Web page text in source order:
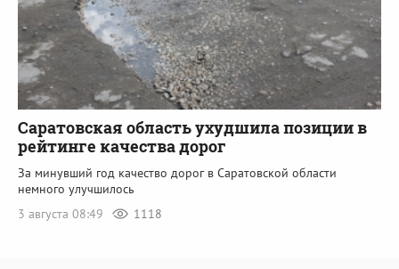
Саратовская область ухудшила позиции в
рейтинге качества дорог
За минувший год качество дорог в Саратовской области
немного улучшилось
3 августа 08:49
1118